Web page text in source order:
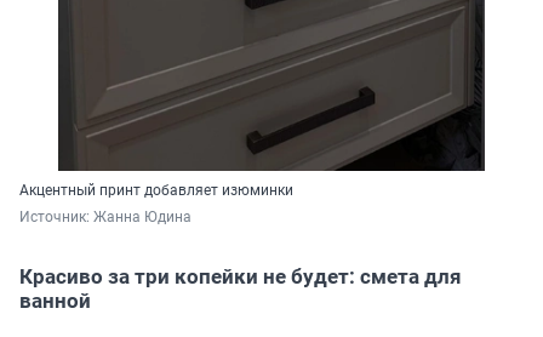
Акцентный принт добавляет изюминки
Источник: Жанна Юдина
Красиво за три копейки не будет: смета для
ванной